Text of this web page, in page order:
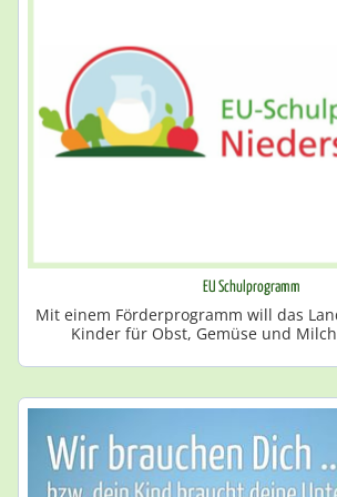
EU Schulprogramm
Mit einem Förderprogramm will das
Kinder für Obst, Gemüse und